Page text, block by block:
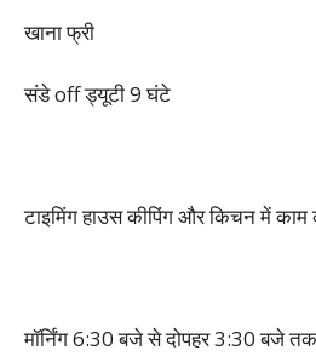
खाना फ्री
संडे off ड्यूटी 9 घंटे
टाइमिंग हाउस कीपिंग और किचन में
मॉर्निंग 6:30 बजे से दोपहर 3:30 बजे तक